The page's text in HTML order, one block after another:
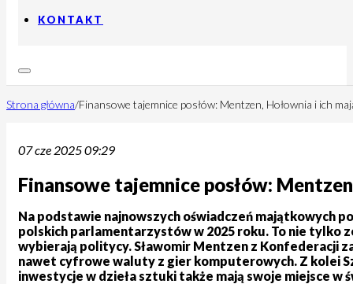
KONTAKT
Strona główna/Finansowe tajemnice posłów: Mentzen, Hołownia i ich
07 cze 2025 09:29
Finansowe tajemnice posłów:
Na podstawie najnowszych oświadczeń majątkowych
polskich parlamentarzystów w 2025 roku. To nie tylko
wybierają politycy. Sławomir Mentzen z Konfederacji
nawet cyfrowe waluty z gier komputerowych. Z kolei
inwestycje w dzieła sztuki także mają swoje miejsce w